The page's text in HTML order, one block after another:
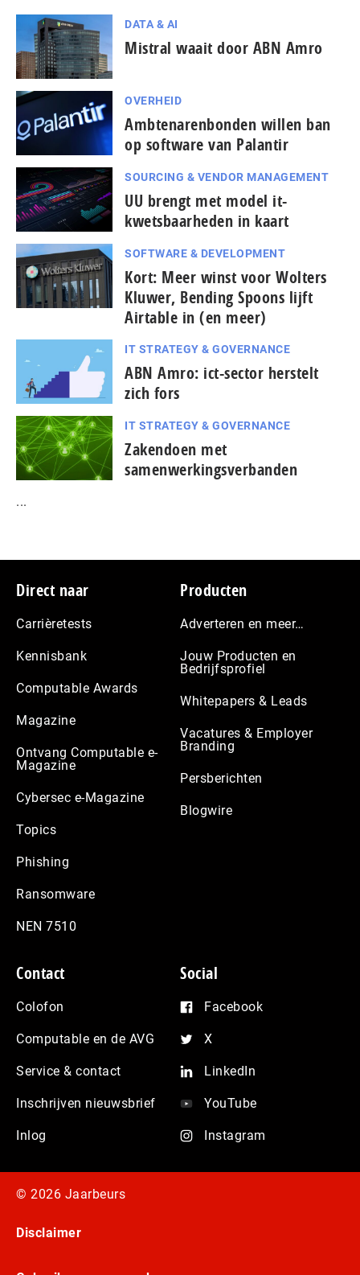
DATA & AI
Mistral waait door ABN Amro
OVERHEID
Ambtenarenbonden willen ban
op software van Palantir
SOURCING & VENDOR MANAGEMENT
UU brengt met model it-
kwetsbaarheden in kaart
SOFTWARE & DEVELOPMENT
Kort: Meer winst voor Wolters
Kluwer, Bending Spoons lijft
Airtable in (en meer)
IT STRATEGY & GOVERNANCE
ABN Amro: ict-sector herstelt
zich fors
IT STRATEGY & GOVERNANCE
Zakendoen met
samenwerkingsverbanden
...
Footer
Direct naar
Carrièretests
Kennisbank
Computable Awards
Magazine
Ontvang Computable e-
Magazine
Cybersec e-Magazine
Topics
Phishing
Ransomware
NEN 7510
Producten
Adverteren en meer…
Jouw Producten en
Bedrijfsprofiel
Whitepapers & Leads
Vacatures & Employer
Branding
Persberichten
Blogwire
Contact
Colofon
Computable en de AVG
Service & contact
Inschrijven nieuwsbrief
Inlog
Social
Facebook
X
LinkedIn
YouTube
Instagram
© 2026 Jaarbeurs
Disclaimer